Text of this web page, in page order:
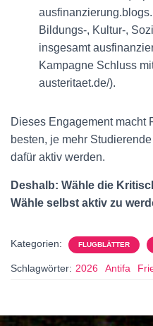
Bildungs-, Kultur-,
insgesamt
Kampagne Schluss
austeritaet.de/).
Dieses Engagement macht
besten, je mehr
dafür aktiv werden.
Deshalb: Wähle die
Wähle selbst aktiv zu
Kategorien: FLUGBLÄTTER
Schlagwörter: 2026 Antifa